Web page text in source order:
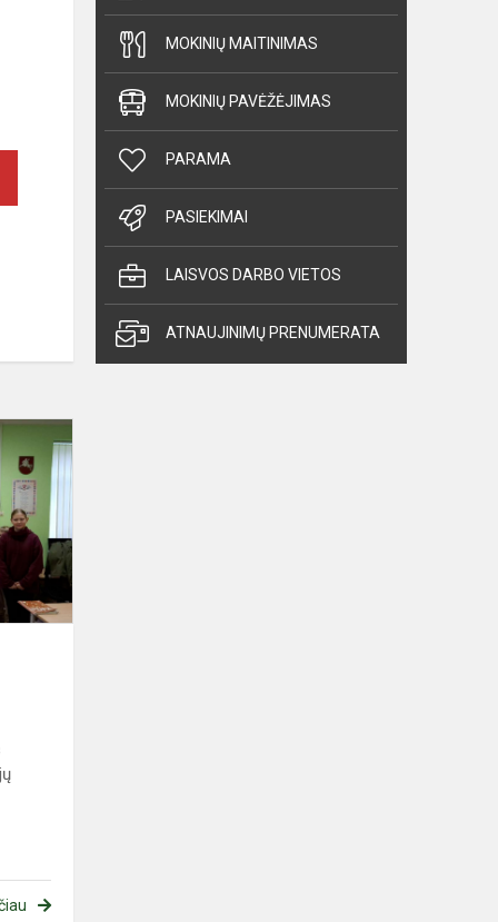
veiklos
MOKINIŲ MAITINIMAS
MOKINIŲ PAVĖŽĖJIMAS
PARAMA
PASIEKIMAI
LAISVOS DARBO VIETOS
ATNAUJINIMŲ PRENUMERATA